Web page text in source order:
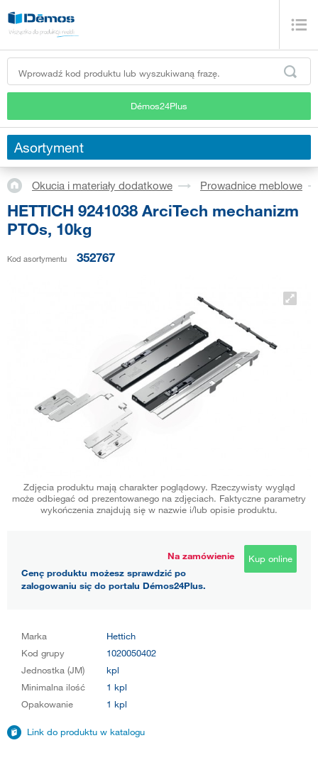
Démos24Plus
Asortyment
Okucia i materiały dodatkowe Prowadnice meblowe
HETTICH 9241038 ArciTech mechanizm
PTOs, 10kg
Kod asortymentu 352767
Zdjęcia produktu mają charakter poglądowy. Rzeczywisty wygląd
może odbiegać od prezentowanego na zdjęciach. Faktyczne parametry
wykończenia znajdują się w nazwie i/lub opisie produktu.
Na zamówienie
Cenę produktu możesz sprawdzić po
zalogowaniu się do portalu Démos24Plus.
Kup online
Marka
Hettich
Kod grupy
1020050402
Jednostka (JM)
kpl
Minimalna ilość
1 kpl
Opakowanie
1 kpl
Link do produktu w katalogu